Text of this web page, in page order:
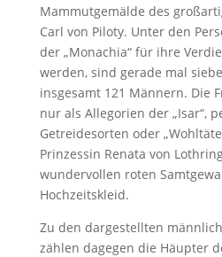
Mammutgemälde des
Carl von Piloty. Unter den
der „Monachia“ für ihre
werden, sind gerade mal
insgesamt 121 Männern. Die
nur als Allegorien der „Isar“,
Getreidesorten oder
Prinzessin Renata von
wundervollen roten
Hochzeitskleid.
Zu den dargestellten
zählen dagegen die Häupter